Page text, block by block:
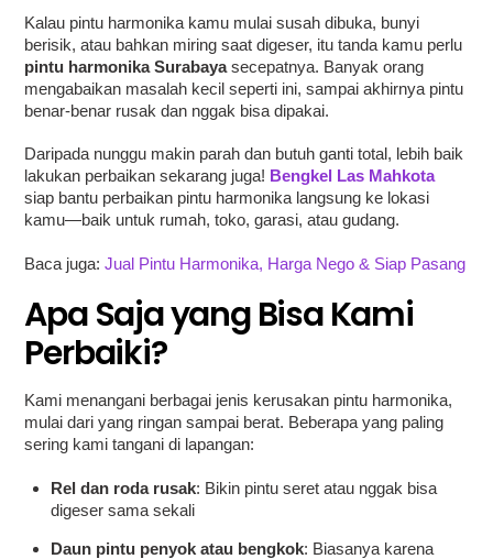
Kalau pintu harmonika kamu mulai susah dibuka, bunyi
berisik, atau bahkan miring saat digeser, itu tanda kamu perlu
pintu harmonika Surabayasecepatnya. Banyak orang
mengabaikan masalah kecil seperti ini, sampai akhirnya pintu
benar-benar rusak dan nggak bisa dipakai.
Daripada nunggu makin parah dan butuh ganti total, lebih baik
lakukan perbaikan sekarang juga! Bengkel Las Mahkota
siap bantu perbaikan pintu harmonika langsung ke lokasi
kamu—baik untuk rumah, toko, garasi, atau gudang.
Baca juga:Jual Pintu Harmonika, Harga Nego & Siap Pasang
Apa Saja yang Bisa Kami
Perbaiki?
Kami menangani berbagai jenis kerusakan pintu harmonika,
mulai dari yang ringan sampai berat. Beberapa yang paling
sering kami tangani di lapangan:
Rel dan roda rusak: Bikin pintu seret atau nggak bisa
digeser sama sekali
Daun pintu penyok atau bengkok: Biasanya karena